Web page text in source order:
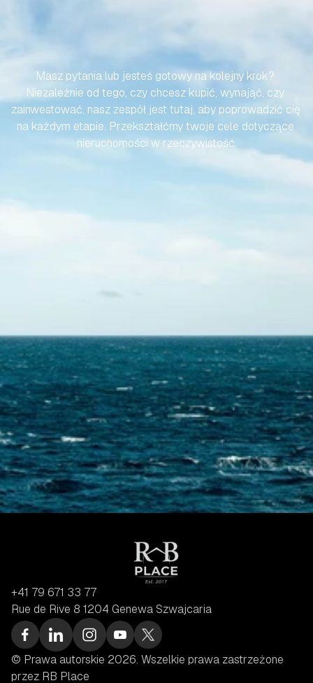
BEZWYSIŁKOWA
Masz pytania lub jesteś gotowy na kolejny krok?
Niezależnie od tego, czy chcesz kupić, wynająć, czy
zainwestować, nasz zespół jest tutaj, aby poprowadzić cię
na każdym etapie. Przekształćmy twoje cele dotyczące
nieruchomości w rzeczywistość.
Skontaktuj się z nami
+41 79 671 33 77
Rue de Rive 8 1204 Genewa Szwajcaria
© Prawa autorskie 2026. Wszelkie prawa zastrzeżone
przez RB Place